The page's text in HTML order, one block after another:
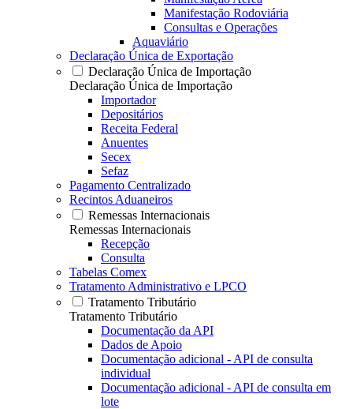
Manifestação Rodoviária
Consultas e Operações
Aquaviário
Declaração Única de Exportação
Declaração Única de Importação
Declaração Única de Importação
Importador
Depositários
Receita Federal
Anuentes
Secex
Sefaz
Pagamento Centralizado
Recintos Aduaneiros
Remessas Internacionais
Remessas Internacionais
Recepção
Consulta
Tabelas Comex
Tratamento Administrativo e LPCO
Tratamento Tributário
Tratamento Tributário
Documentação da API
Dados de Apoio
Documentação adicional - API de consulta
individual
Documentação adicional - API de consulta em
lote